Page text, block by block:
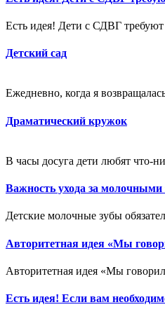
Есть идея! Дети с СДВГ
Детский сад
Ежедневно, когда я
Драматический кружок
В часы досуга дети любят что-
Важность ухода за молочными
Детские молочные зубы
Авторитетная идея «Мы
Авторитетная идея «Мы
Есть идея! Если вам